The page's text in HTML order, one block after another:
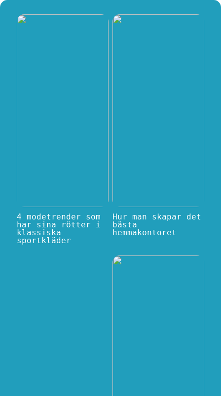
4 modetrender som
har sina rötter i
klassiska
sportkläder
Hur man skapar det
bästa
hemmakontoret